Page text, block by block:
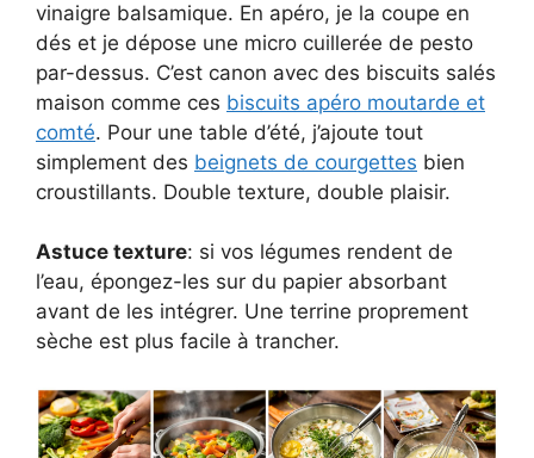
vinaigre balsamique. En apéro, je la coupe en
dés et je dépose une micro cuillerée de pesto
par-dessus. C’est canon avec des biscuits salés
maison comme ces biscuits apéro moutarde et
comté. Pour une table d’été, j’ajoute tout
simplement des beignets de courgettes bien
croustillants. Double texture, double plaisir.
Astuce texture: si vos légumes rendent de
l’eau, épongez-les sur du papier absorbant
avant de les intégrer. Une terrine proprement
sèche est plus facile à trancher.